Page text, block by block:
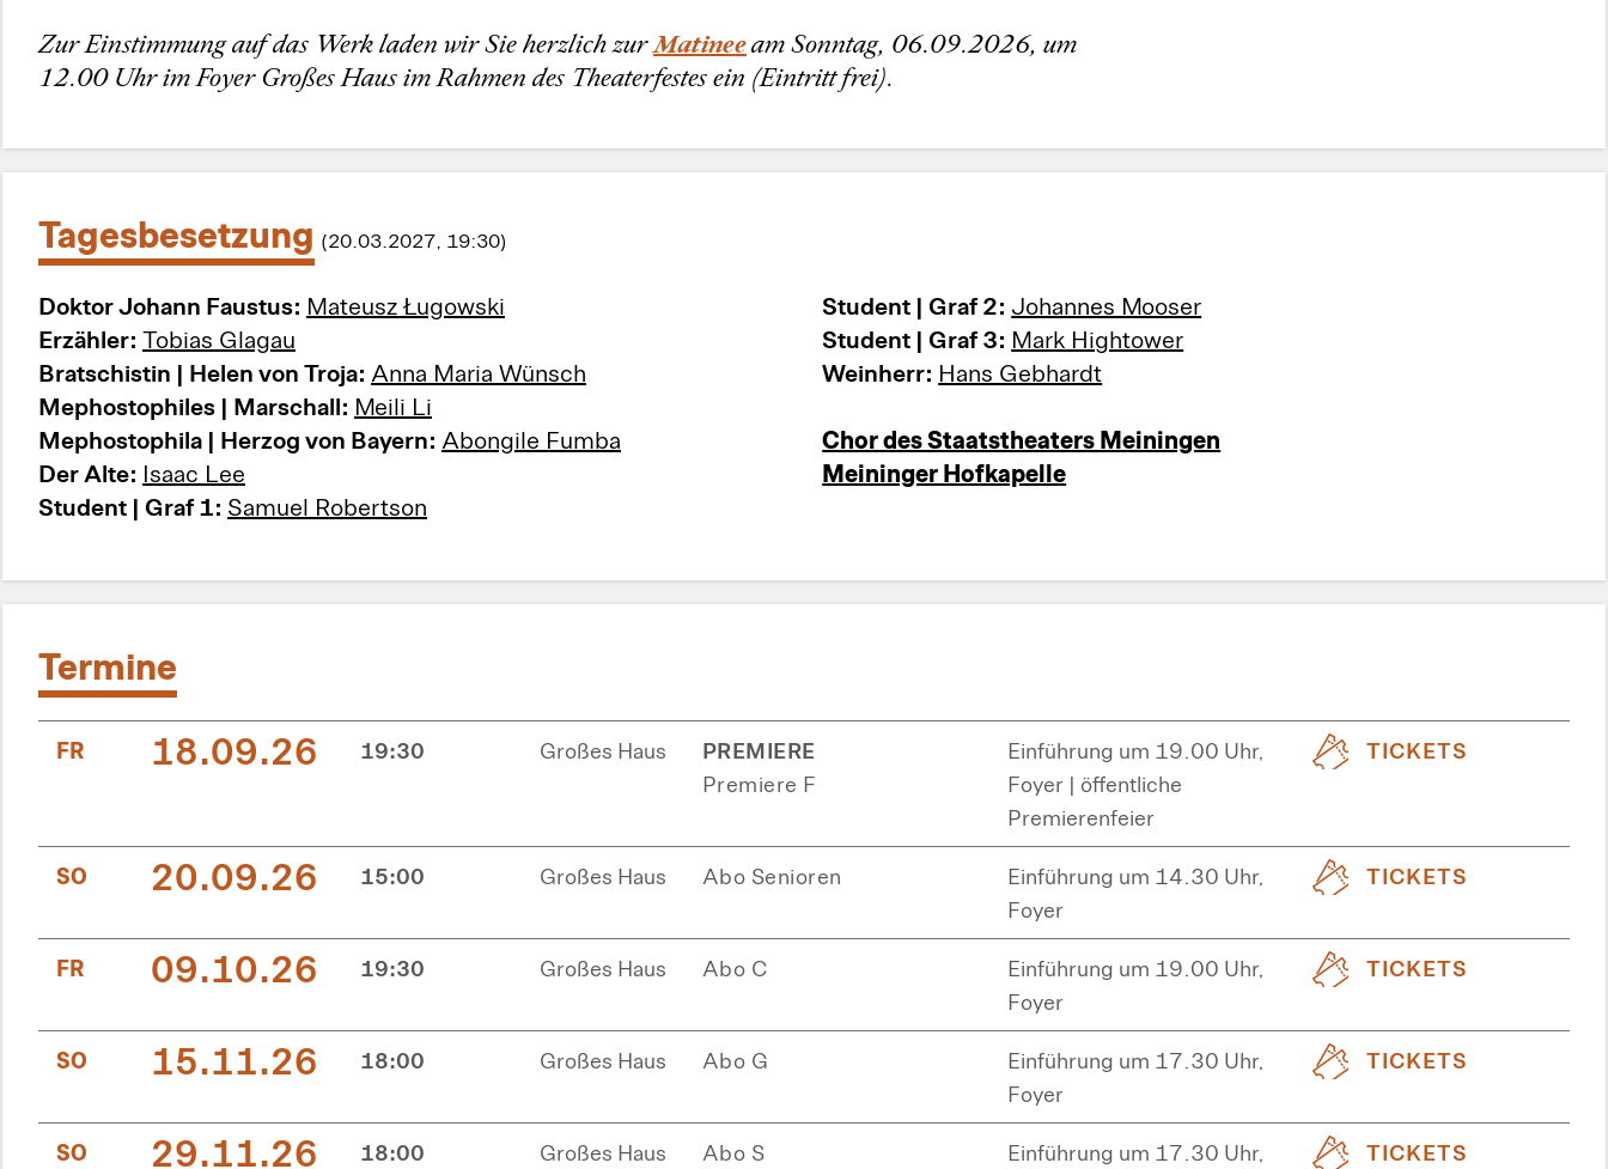
Zur Einstimmung auf das Werk laden wir Sie herzlich zurMatineeam Sonntag, 06.09.2026, um
12.00 Uhr im Foyer Großes Haus im Rahmen des Theaterfestes ein (Eintritt frei).
Tagesbesetzung (20.03.2027, 19:30)
Doktor Johann Faustus: Mateusz Ługowski
Erzähler:Tobias Glagau
Bratschistin | Helen von Troja:
Anna Maria Wünsch
Mephostophiles | Marschall: Meili Li
Mephostophila | Herzog von Bayern:Abongile Fumba
Der Alte: Isaac Lee
Student | Graf 1: Samuel Robertson
Student | Graf 2: Johannes Mooser
Student | Graf 3: Mark Hightower
Weinherr: Hans Gebhardt
Chor des Staatstheaters Meiningen
Meininger Hofkapelle
Termine
FR 18.09.26 19:30 Großes Haus
PREMIERE
Premiere F
Einführung um 19.00 Uhr,
Foyer | öffentliche
Premierenfeier
TICKETS
SO 20.09.26 15:00 Großes Haus Abo Senioren
Einführung um 14.30 Uhr,
Foyer
TICKETS
FR 09.10.26 19:30 Großes Haus Abo C
Einführung um 19.00 Uhr,
Foyer
TICKETS
SO 15.11.26 18:00 Großes Haus Abo G
Einführung um 17.30 Uhr,
Foyer
TICKETS
SO 29.11.26 18:00 Großes Haus Abo S
Einführung um 17.30 Uhr,
TICKETS